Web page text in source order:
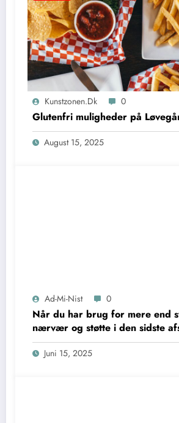
Kunstzonen.dk 0
Glutenfri muligheder på
August 15, 2025
Ad-Mi-Nist 0
Når du har brug for mere end
nærvær og støtte i den sidste
Juni 15, 2025